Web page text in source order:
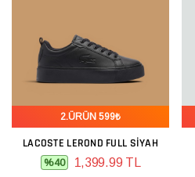
2.ÜRÜN 599₺
LACOSTE LEROND FULL SIYAH
%40 1,399.99 TL